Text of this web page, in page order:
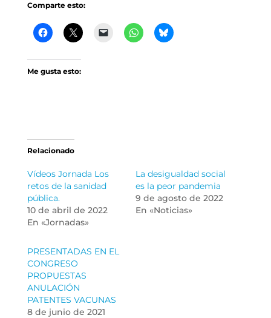
Comparte esto:
Me gusta esto:
Relacionado
Vídeos Jornada Los
retos de la sanidad
pública.
10 de abril de 2022
En «Jornadas»
La desigualdad social
es la peor pandemia
9 de agosto de 2022
En «Noticias»
PRESENTADAS EN EL
CONGRESO
PROPUESTAS
ANULACIÓN
PATENTES VACUNAS
8 de junio de 2021